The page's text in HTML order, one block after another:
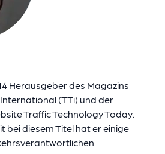
Herausgeber des Magazins
(TTi) und der
Traffic Technology Today.
bei diesem Titel hat er einige